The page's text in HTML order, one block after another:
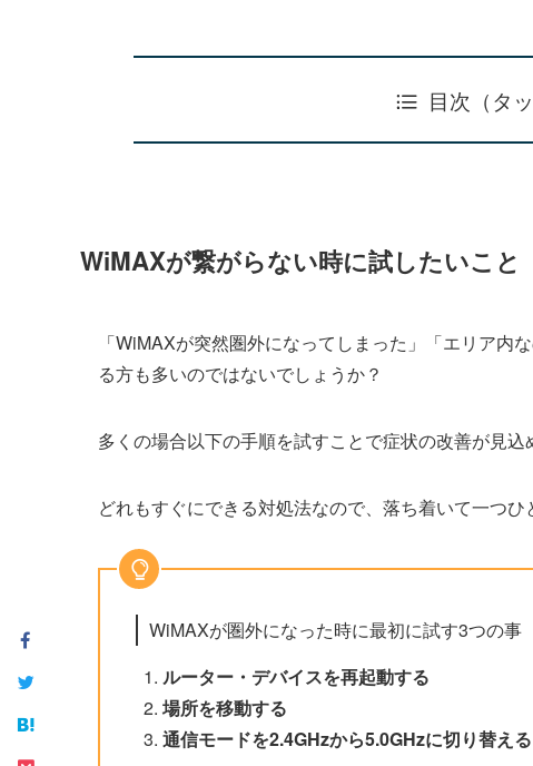
目次（タ
WiMAXが繋がらない時に試したいこと
「WiMAXが突然圏外になってしまった」「エリア
る方も多いのではないでしょうか？
多くの場合以下の手順を試すことで症状の改善が見込
どれもすぐにできる対処法なので、落ち着いて一つひ
WiMAXが圏外になった時に最初に試す3つの事
ルーター・デバイスを再起動する
場所を移動する
通信モードを2.4GHzから5.0GHzに切り替える